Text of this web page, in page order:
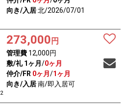
向き/入居北/2026/07/01
2
273,000 円
管理費12,000円
敷/礼 1ヶ月 /0ヶ月
仲介/FR 0ヶ月 /1ヶ月
向き/入居南/即入居可